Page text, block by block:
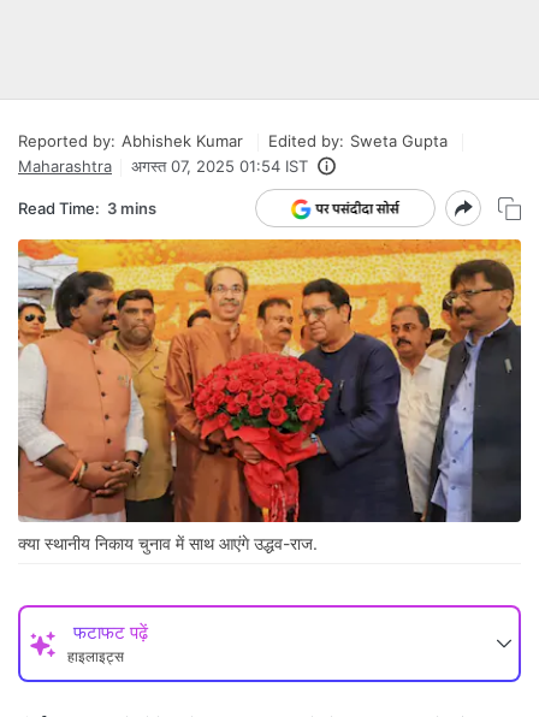
Reported by: Abhishek Kumar Edited by: Sweta Gupta
Maharashtra
अगस्त 07, 2025 01:54 IST
Read Time: 3 mins
क्या स्थानीय निकाय चुनाव में साथ आएंगे उद्धव-राज.
फटाफट पढ़ें
हाइलाइट्स